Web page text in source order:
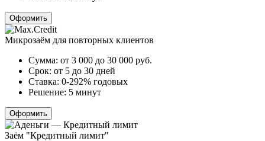
Оформить
Микрозаём для повторных клиентов
Сумма: от 3 000 до 30 000 руб.
Срок: от 5 до 30 дней
Ставка: 0-292% годовых
Решение: 5 минут
Оформить
Заём "Кредитный лимит"